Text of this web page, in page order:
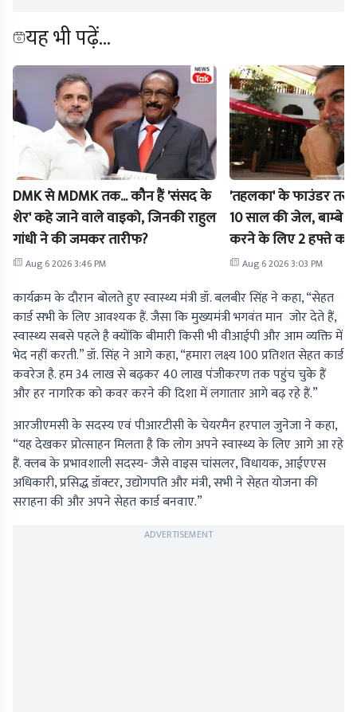
यह भी पढ़ें...
DMK से MDMK तक... कौन हैं 'संसद के
शेर' कहे जाने वाले वाइको, जिनकी राहुल
गांधी ने की जमकर तारीफ?
Aug 6 2026 3:46 PM
'तहलका' के फाउंडर
10 साल की जेल, बाम्बे
करने के लिए 2 हफ्ते का
Aug 6 2026 3:03 PM
कार्यक्रम के दौरान बोलते हुए स्वास्थ्य मंत्री डॉ. बलबीर सिंह ने कहा, “सेहत
कार्ड सभी के लिए आवश्यक हैं. जैसा कि मुख्यमंत्री भगवंत मान जोर देते हैं,
स्वास्थ्य सबसे पहले है क्योंकि बीमारी किसी भी वीआईपी और आम व्यक्ति में
भेद नहीं करती.” डॉ. सिंह ने आगे कहा, “हमारा लक्ष्य 100 प्रतिशत सेहत कार्ड
कवरेज है. हम 34 लाख से बढ़कर 40 लाख पंजीकरण तक पहुंच चुके हैं
और हर नागरिक को कवर करने की दिशा में लगातार आगे बढ़ रहे हैं.”
आरजीएमसी के सदस्य एवं पीआरटीसी के चेयरमैन हरपाल जुनेजा ने कहा,
“यह देखकर प्रोत्साहन मिलता है कि लोग अपने स्वास्थ्य के लिए आगे आ रहे
हैं. क्लब के प्रभावशाली सदस्य- जैसे वाइस चांसलर, विधायक, आईएएस
अधिकारी, प्रसिद्ध डॉक्टर, उद्योगपति और मंत्री, सभी ने सेहत योजना की
सराहना की और अपने सेहत कार्ड बनवाए.”
ADVERTISEMENT